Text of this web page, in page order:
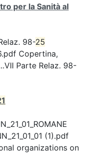
per la Sanità al
98-25
Copertina,
Parte Relaz. 98-
(1).pdf
organizations on